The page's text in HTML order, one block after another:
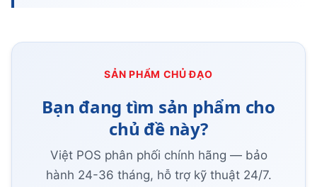
SẢN PHẨM CHỦ ĐẠO
Bạn đang tìm sản phẩm cho
chủ đề này?
Việt POS phân phối chính hãng — bảo
hành 24-36 tháng, hỗ trợ kỹ thuật 24/7.